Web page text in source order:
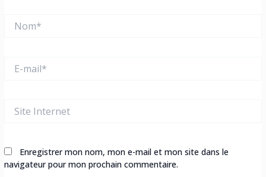
mail*
Internet
Enregistrer mon nom, mon e-mail et mon site dans le
navigateur pour mon prochain commentaire.